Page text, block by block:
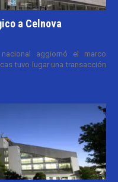
a Celnova
aggiornó el marco
tuvo lugar una transacción